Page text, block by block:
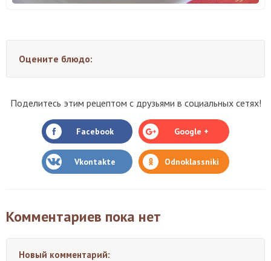
Оцените блюдо:
Поделитесь этим рецептом с друзьями в социальных сетях!
Facebook Google +
Vkontakte Odnoklassniki
Комментариев пока нет
Новый комментарий: